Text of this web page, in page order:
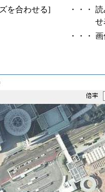
を合わせる]
・・・ 読
せ
・・・ 画